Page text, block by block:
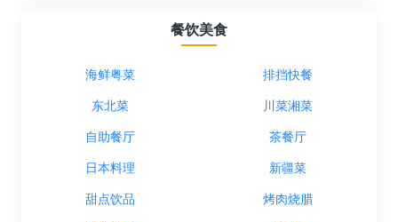
餐饮美食
海鲜粤菜 排挡快餐
东北菜 川菜湘菜
自助餐厅 茶餐厅
日本料理 新疆菜
甜点饮品 烤肉烧腊